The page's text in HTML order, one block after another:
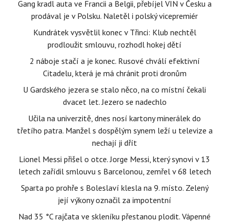
Gang kradl auta ve Francii a Belgii, přebíjel VIN v Česku a
prodával je v Polsku. Naletěl i polský vicepremiér
Kundrátek vysvětlil konec v Třinci: Klub nechtěl
prodloužit smlouvu, rozhodl hokej dětí
2 náboje stačí a je konec. Rusové chválí efektivní
Citadelu, která je má chránit proti dronům
U Gardského jezera se stalo něco, na co místní čekali
dvacet let. Jezero se nadechlo
Učila na univerzitě, dnes nosí kartony minerálek do
třetího patra. Manžel s dospělým synem leží u televize a
nechají ji dřít
Lionel Messi přišel o otce. Jorge Messi, který synovi v 13
letech zařídil smlouvu s Barcelonou, zemřel v 68 letech
Sparta po prohře s Boleslaví klesla na 9. místo. Zelený
její výkony označil za impotentní
Nad 35 °C rajčata ve skleníku přestanou plodit. Vápenné